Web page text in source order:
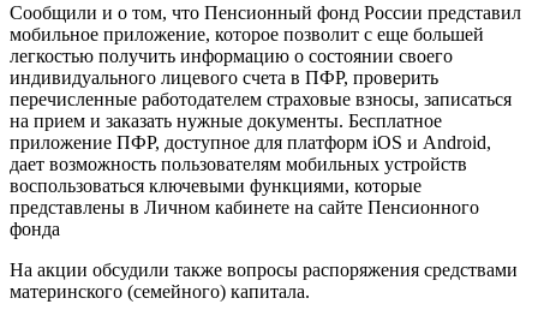
Сообщили и о том, что Пенсионный фонд России представил
мобильное приложение, которое позволит с еще большей
легкостью получить информацию о состоянии своего
индивидуального лицевого счета в ПФР, проверить
перечисленные работодателем страховые взносы, записаться
на прием и заказать нужные документы. Бесплатное
приложение ПФР, доступное для платформ iOS и Android,
дает возможность пользователям мобильных устройств
воспользоваться ключевыми функциями, которые
представлены в Личном кабинете на сайте Пенсионного
фонда
На акции обсудили также вопросы распоряжения средствами
материнского (семейного) капитала.